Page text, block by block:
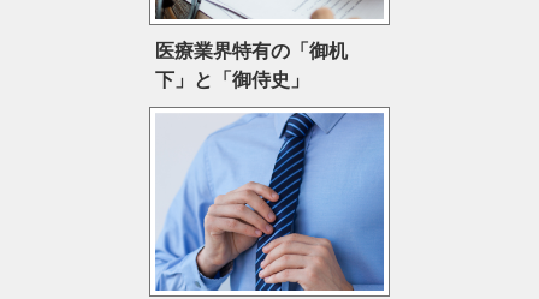
医療業界特有の「御机
下」と「御侍史」